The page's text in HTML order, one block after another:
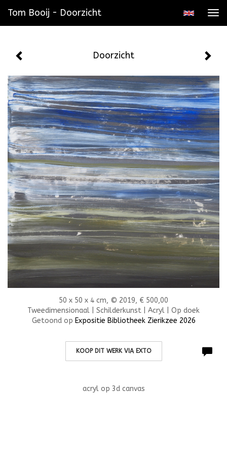
Tom Booij - Doorzicht
Doorzicht
50 x 50 x 4 cm, © 2019, € 500,00
Tweedimensionaal | Schilderkunst | Acryl | Op doek
Getoond op Expositie Bibliotheek Zierikzee 2026
KOOP DIT WERK VIA EXTO
acryl op 3d canvas